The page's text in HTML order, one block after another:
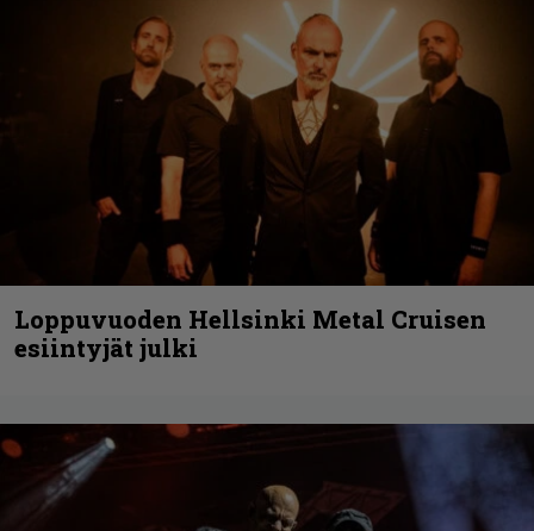
Loppuvuoden Hellsinki Metal Cruisen
esiintyjät julki